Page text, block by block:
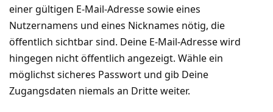
einer gültigen E-Mail-Adresse sowie eines
Nutzernamens und eines Nicknames nötig, die
öffentlich sichtbar sind. Deine E-Mail-Adresse wird
hingegen nicht öffentlich angezeigt. Wähle ein
möglichst sicheres Passwort und gib Deine
Zugangsdaten niemals an Dritte weiter.